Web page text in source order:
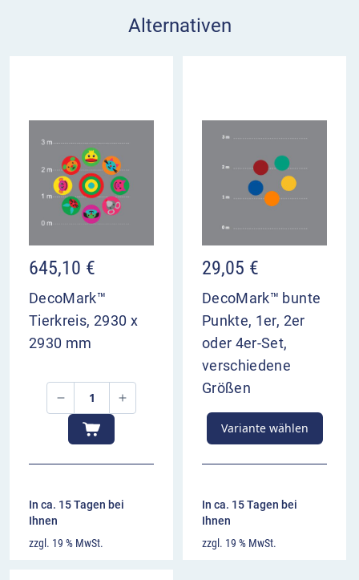
Alternativen
645,10 €
DecoMark™
Tierkreis, 2930 x
2930 mm
In ca. 15 Tagen bei
Ihnen
zzgl. 19 % MwSt.
29,05 €
DecoMark™ bunte
Punkte, 1er, 2er
oder 4er-Set,
verschiedene
Größen
Variante wählen
In ca. 15 Tagen bei
Ihnen
zzgl. 19 % MwSt.